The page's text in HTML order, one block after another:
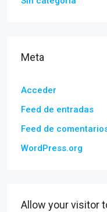
Meta
Acceder
Feed de entradas
Feed de
WordPress.org
Allow your visitor